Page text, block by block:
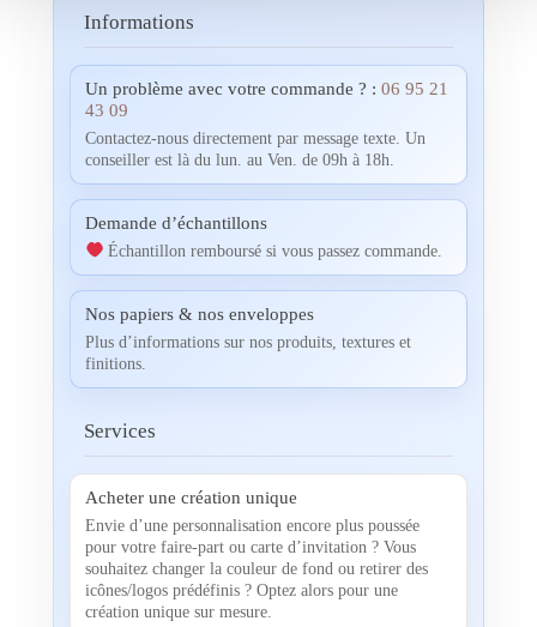
Informations
Un problème avec votre commande ? : 06 95 21
43 09
Contactez-nous directement par message texte. Un
conseiller est là du lun. au Ven. de 09h à 18h.
Demande d’échantillons
Échantillon remboursé si vous passez commande.
Nos papiers & nos enveloppes
Plus d’informations sur nos produits, textures et
finitions.
Services
Acheter une création unique
Envie d’une personnalisation encore plus poussée
pour votre faire-part ou carte d’invitation ? Vous
souhaitez changer la couleur de fond ou retirer des
icônes/logos prédéfinis ? Optez alors pour une
création unique sur mesure.